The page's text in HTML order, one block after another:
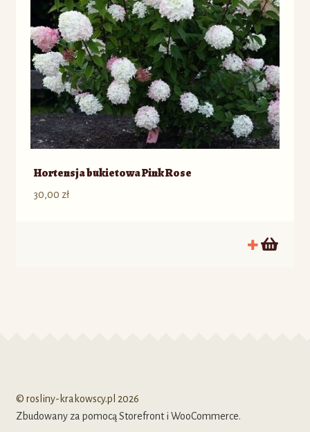
Hortensja bukietowa Pink Rose
30,00 zł
© rosliny-krakowscy.pl 2026
Zbudowany za pomocą Storefront i WooCommerce.